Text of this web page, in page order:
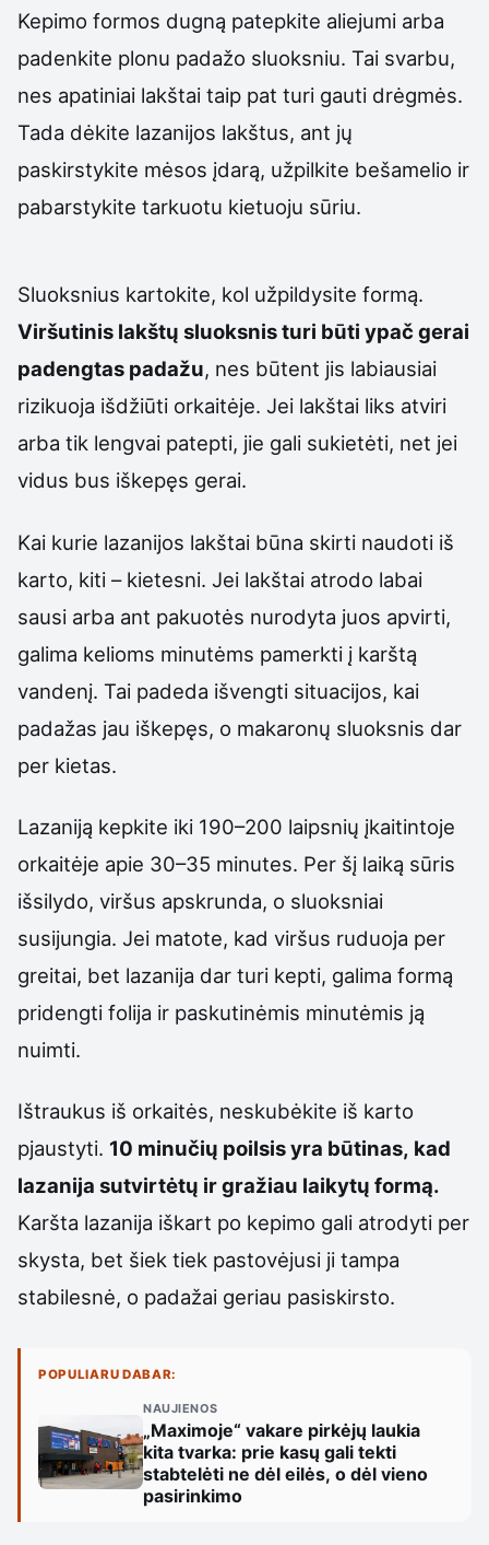
Kepimo formos dugną patepkite aliejumi arba
padenkite plonu padažo sluoksniu. Tai svarbu,
nes apatiniai lakštai taip pat turi gauti drėgmės.
Tada dėkite lazanijos lakštus, ant jų
paskirstykite mėsos įdarą, užpilkite bešamelio ir
pabarstykite tarkuotu kietuoju sūriu.
Sluoksnius kartokite, kol užpildysite formą.
Viršutinis lakštų sluoksnis turi būti ypač gerai
padengtas padažu, nes būtent jis labiausiai
rizikuoja išdžiūti orkaitėje. Jei lakštai liks atviri
arba tik lengvai patepti, jie gali sukietėti, net jei
vidus bus iškepęs gerai.
Kai kurie lazanijos lakštai būna skirti naudoti iš
karto, kiti – kietesni. Jei lakštai atrodo labai
sausi arba ant pakuotės nurodyta juos apvirti,
galima kelioms minutėms pamerkti į karštą
vandenį. Tai padeda išvengti situacijos, kai
padažas jau iškepęs, o makaronų sluoksnis dar
per kietas.
Lazaniją kepkite iki 190–200 laipsnių įkaitintoje
orkaitėje apie 30–35 minutes. Per šį laiką sūris
išsilydo, viršus apskrunda, o sluoksniai
susijungia. Jei matote, kad viršus ruduoja per
greitai, bet lazanija dar turi kepti, galima formą
pridengti folija ir paskutinėmis minutėmis ją
nuimti.
Ištraukus iš orkaitės, neskubėkite iš karto
pjaustyti. 10 minučių poilsis yra būtinas, kad
lazanija sutvirtėtų ir gražiau laikytų formą.
Karšta lazanija iškart po kepimo gali atrodyti per
skysta, bet šiek tiek pastovėjusi ji tampa
stabilesnė, o padažai geriau pasiskirsto.
POPULIARU DABAR:
NAUJIENOS
„Maximoje“ vakare pirkėjų laukia
kita tvarka: prie kasų gali tekti
stabtelėti ne dėl eilės, o dėl vieno
pasirinkimo